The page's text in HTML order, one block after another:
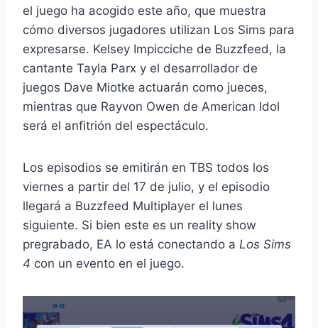
el juego ha acogido este año, que muestra
cómo diversos jugadores utilizan Los Sims para
expresarse. Kelsey Impicciche de Buzzfeed, la
cantante Tayla Parx y el desarrollador de
juegos Dave Miotke actuarán como jueces,
mientras que Rayvon Owen de American Idol
será el anfitrión del espectáculo.
Los episodios se emitirán en TBS todos los
viernes a partir del 17 de julio, y el episodio
llegará a Buzzfeed Multiplayer el lunes
siguiente. Si bien este es un reality show
pregrabado, EA lo está conectando a Los Sims
4 con un evento en el juego.